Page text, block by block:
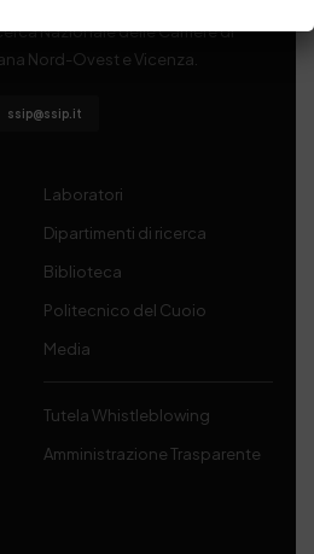
Nazionale delle Camere di
Nord-Ovest e Vicenza.
ssip@ssip.it
Laboratori
Dipartimenti di ricerca
Biblioteca
Politecnico del Cuoio
Media
Tutela Whistleblowing
Amministrazione Trasparente